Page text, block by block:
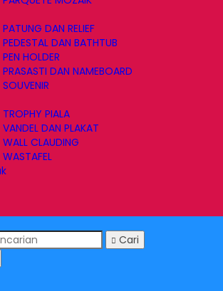
DAN RELIEF
DAN BATHTUB
HOLDER
DAN NAMEBOARD
PIALA
DAN PLAKAT
CLAUDING
Cari